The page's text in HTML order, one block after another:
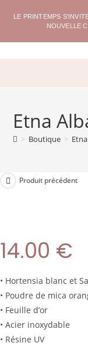
LE PRINTEMPS
NOUVELLE
Etna
> Boutique >
Produit précédent
14.00 €
• Hortensia blanc et
• Poudre de mica
• Feuille d’or
• Acier inoxydable
• Résine UV